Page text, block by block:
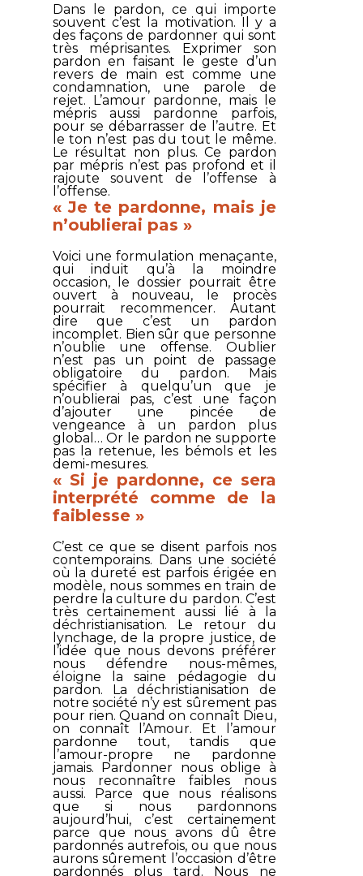
Dans le pardon, ce qui importe
souvent c’est la motivation. Il y a
des façons de pardonner qui sont
très méprisantes. Exprimer son
pardon en faisant le geste d’un
revers de main est comme une
condamnation, une parole de
rejet. L’amour pardonne, mais le
mépris aussi pardonne parfois,
pour se débarrasser de l’autre. Et
le ton n’est pas du tout le même.
Le résultat non plus. Ce pardon
par mépris n’est pas profond et il
rajoute souvent de l’offense à
l’offense.
« Je te pardonne, mais je
n’oublierai pas »
Voici une formulation menaçante,
qui induit qu’à la moindre
occasion, le dossier pourrait être
ouvert à nouveau, le procès
pourrait recommencer. Autant
dire que c’est un pardon
incomplet. Bien sûr que personne
n’oublie une offense. Oublier
n’est pas un point de passage
obligatoire du pardon. Mais
spécifier à quelqu’un que je
n’oublierai pas, c’est une façon
d’ajouter une pincée de
vengeance à un pardon plus
global… Or le pardon ne supporte
pas la retenue, les bémols et les
demi-mesures.
« Si je pardonne, ce sera
interprété comme de la
faiblesse »
C’est ce que se disent parfois nos
contemporains. Dans une société
où la dureté est parfois érigée en
modèle, nous sommes en train de
perdre la culture du pardon. C’est
très certainement aussi lié à la
déchristianisation. Le retour du
lynchage, de la propre justice, de
l’idée que nous devons préférer
nous défendre nous-mêmes,
éloigne la saine pédagogie du
pardon. La déchristianisation de
notre société n’y est sûrement pas
pour rien. Quand on connaît Dieu,
on connaît l’Amour. Et l’amour
pardonne tout, tandis que
l’amour-propre ne pardonne
jamais. Pardonner nous oblige à
nous reconnaître faibles nous
aussi. Parce que nous réalisons
que si nous pardonnons
aujourd’hui, c’est certainement
parce que nous avons dû être
pardonnés autrefois, ou que nous
aurons sûrement l’occasion d’être
pardonnés plus tard. Nous ne